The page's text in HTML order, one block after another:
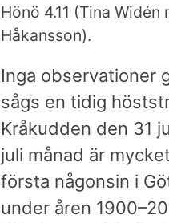
Hönö 4.11 (Tina Widén
Håkansson).
Inga observationer
sågs en tidig
Kråkudden den 31
juli månad är
första någonsin i
under åren